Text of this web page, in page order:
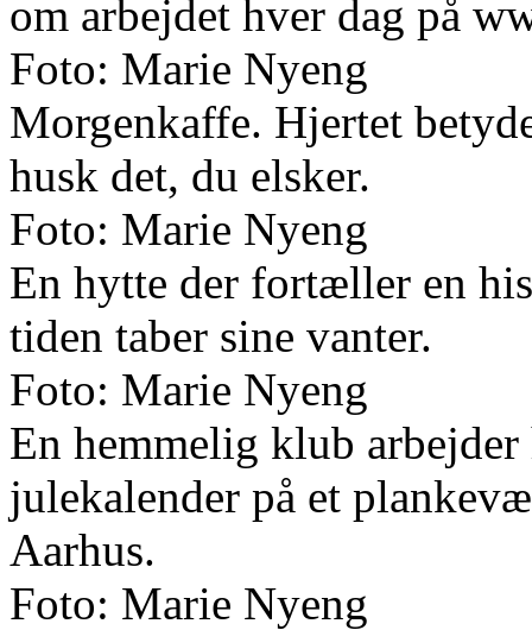
om arbejdet hver dag på
Foto: Marie Nyeng
Morgenkaffe. Hjertet
husk det, du elsker.
Foto: Marie Nyeng
En hytte der fortæller en
tiden taber sine vanter.
Foto: Marie Nyeng
En hemmelig klub arbejder
julekalender på et
Aarhus.
Foto: Marie Nyeng